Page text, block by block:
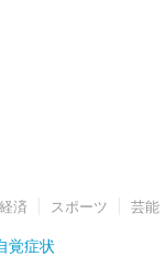
済 スポーツ 芸能
覚症状